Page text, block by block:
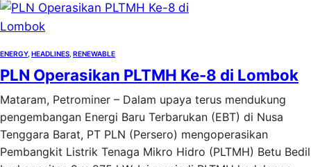
ENERGY, HEADLINES RENEWABLE
PLN Operasikan PLTMH Ke-8 di Lombok
Mataram, Petrominer – Dalam upaya terus mendukung
pengembangan Energi Baru Terbarukan (EBT) di Nusa
Tenggara Barat, PT PLN (Persero) mengoperasikan
Pembangkit Listrik Tenaga Mikro Hidro (PLTMH) Betu Bedil